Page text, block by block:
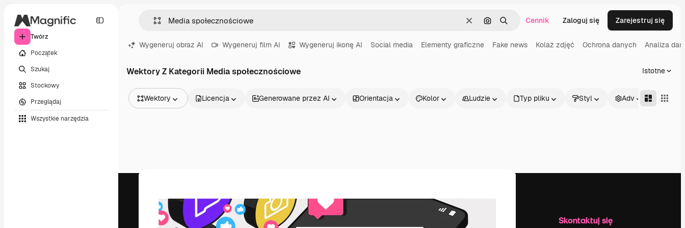
Twórz
Początek
Szukaj
Stockowy
Przeglądaj
Wszystkie narzędzia
WyczyśćSzukaj według obrazu
SzukajCennik Zaloguj się Zarejestruj się
Wygeneruj obraz AI Wygeneruj film AI Wygeneruj ikonę AI Social media Elementy graficzne Fake news Kolaż zdjęć Ochrona danych Analiza
Wektory Z Kategorii Media społecznościowe Istotne
Wektory
Filmy
Szablony wideo
Modele 3D
Czcionki
Licencja Generowane przez AI Orientacja Kolor Ludzie Typ pliku Styl Adv
Produkty Skontaktuj się